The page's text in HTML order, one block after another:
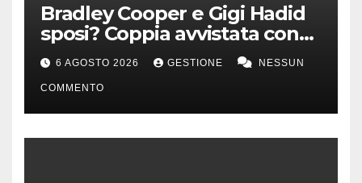
Bradley Cooper e Gigi Hadid
sposi? Coppia avvistata con
anello all’anulare
6 AGOSTO 2026 GESTIONE NESSUN
COMMENTO